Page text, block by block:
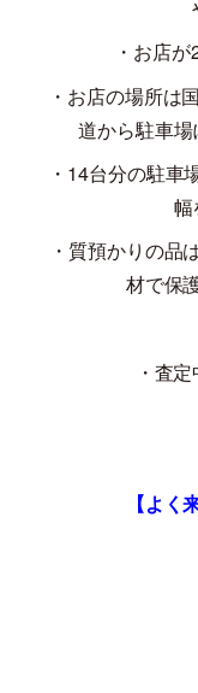
・お店が
・お店の場所は
道から駐車場
・ 14台分の駐車
幅
・質預かりの品
材で保
・査
【よく